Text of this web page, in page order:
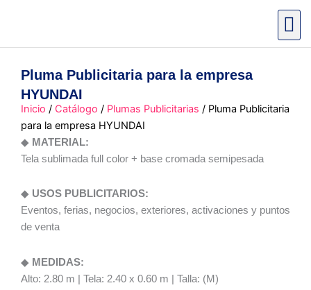
Pluma Publicitaria para la empresa
HYUNDAI
Inicio / Catálogo / Plumas Publicitarias / Pluma Publicitaria
para la empresa HYUNDAI
◆ MATERIAL:
Tela sublimada full color + base cromada semipesada
◆ USOS PUBLICITARIOS:
Eventos, ferias, negocios, exteriores, activaciones y puntos
de venta
◆ MEDIDAS:
Alto: 2.80 m | Tela: 2.40 x 0.60 m | Talla: (M)